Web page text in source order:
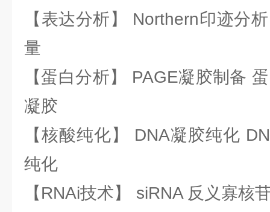
【表达分析】 Northern印迹分
量
【蛋白分析】 PAGE凝胶制备
凝胶
【核酸纯化】 DNA凝胶纯化
纯化
【RNAi技术】 siRNA 反义寡核